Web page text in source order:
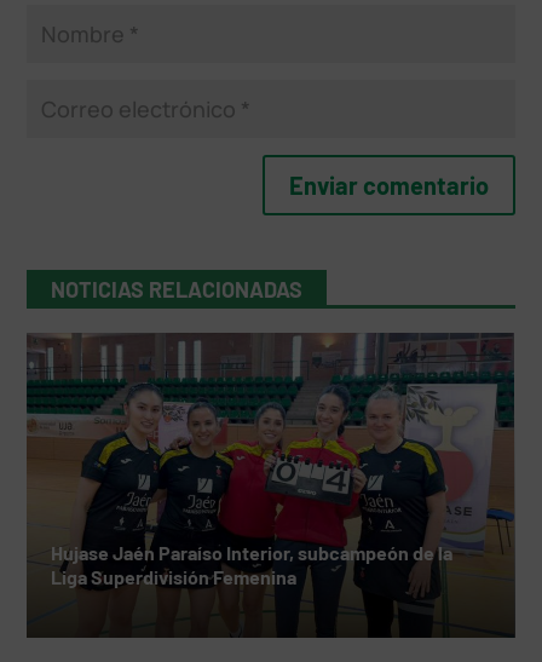
NOTICIAS RELACIONADAS
Hujase Jaén Paraíso Interior, subcampeón de la
Liga Superdivisión Femenina